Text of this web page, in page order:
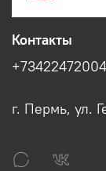
Контакты
+73422472004
г. Пермь, ул.